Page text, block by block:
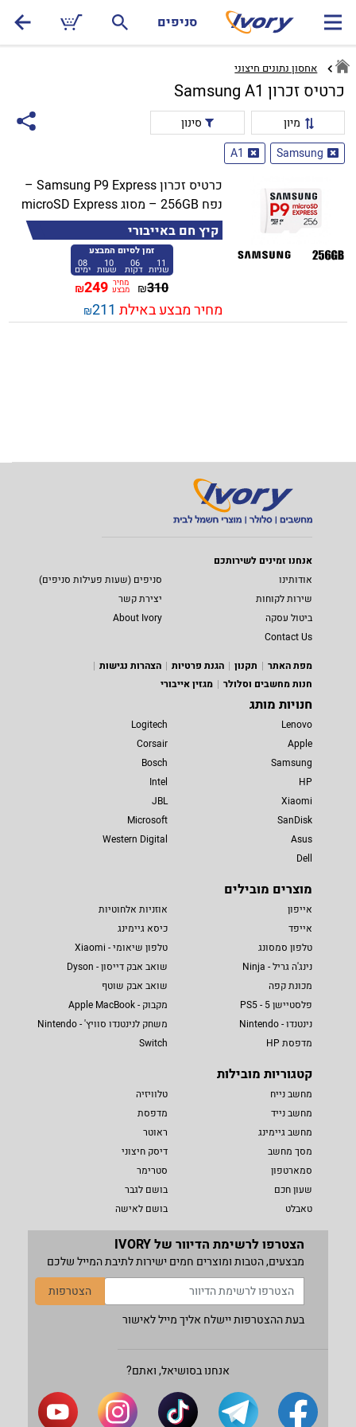
סניפים
אחסון נתונים חיצוני
כרטיס זכרון Samsung A1
מיון
סינון
Samsung
A1
כרטיס זכרון Samsung P9 Express –
נפח 256GB – מסוג microSD Express
קיץ חם באייבורי
זמן לסיום המבצע
11
שניות 06
דקות 10
שעות 08
ימים
310
₪ מחיר
מבצע 249
₪
מחיר מבצע באילת 211
₪
אנחנו זמינים לשירותכם
אודותינו
סניפים (שעות פעילות סניפים)
שירות לקוחות
יצירת קשר
ביטול עסקה
About Ivory
Contact Us
מפת האתר
תקנון הגנת פרטיות
הצהרות נגישות
חנות מחשבים וסלולר
מגזין אייבורי
חנויות מותג
Lenovo
Apple
Samsung
HP
Xiaomi
SanDisk
Asus
Dell
Logitech
Corsair
Bosch
Intel
JBL
Microsoft
Western Digital
מוצרים מובילים
אייפון
אייפד
טלפון סמסונג
נינג'ה גריל - Ninja
מכונת קפה
פלסטיישן 5 - PS5
נינטנדו - Nintendo
מדפסת HP
אוזניות אלחוטיות
כיסא גיימינג
טלפון שיאומי - Xiaomi
שואב אבק דייסון - Dyson
שואב אבק שוטף
מקבוק - Apple MacBook
משחק לנינטנדו סוויץ' - Nintendo
Switch
קטגוריות מובילות
מחשב נייח
מחשב נייד
מחשב גיימינג
מסך מחשב
סמארטפון
שעון חכם
טאבלט
טלוויזיה
מדפסת
ראוטר
דיסק חיצוני
סטרימר
בושם לגבר
בושם לאישה
הצטרפו לרשימת הדיוור של IVORY
מבצעים, הטבות ומוצרים חמים ישירות לתיבת המייל שלכם
הצטרפות
בעת ההצטרפות יישלח אליך מייל לאישור
אנחנו בסושיאל, ואתם?